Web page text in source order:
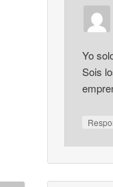
Yo
Sois